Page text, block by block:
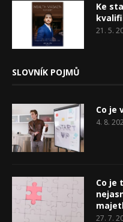
Ke
21. 5.
SLOVNÍK POJMŮ
Co je
4. 8.
Co je
27. 7.